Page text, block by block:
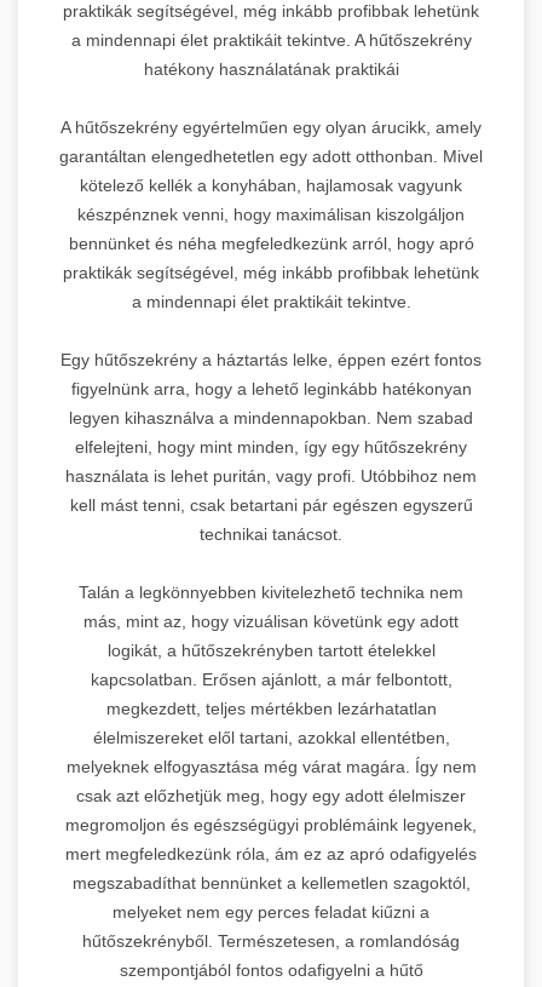
praktikák segítségével, még inkább profibbak lehetünk
a mindennapi élet praktikáit tekintve. A hűtőszekrény
hatékony használatának praktikái
A hűtőszekrény egyértelműen egy olyan árucikk, amely
garantáltan elengedhetetlen egy adott otthonban. Mivel
kötelező kellék a konyhában, hajlamosak vagyunk
készpénznek venni, hogy maximálisan kiszolgáljon
bennünket és néha megfeledkezünk arról, hogy apró
praktikák segítségével, még inkább profibbak lehetünk
a mindennapi élet praktikáit tekintve.
Egy hűtőszekrény a háztartás lelke, éppen ezért fontos
figyelnünk arra, hogy a lehető leginkább hatékonyan
legyen kihasználva a mindennapokban. Nem szabad
elfelejteni, hogy mint minden, így egy hűtőszekrény
használata is lehet puritán, vagy profi. Utóbbihoz nem
kell mást tenni, csak betartani pár egészen egyszerű
technikai tanácsot.
Talán a legkönnyebben kivitelezhető technika nem
más, mint az, hogy vizuálisan követünk egy adott
logikát, a hűtőszekrényben tartott ételekkel
kapcsolatban. Erősen ajánlott, a már felbontott,
megkezdett, teljes mértékben lezárhatatlan
élelmiszereket elől tartani, azokkal ellentétben,
melyeknek elfogyasztása még várat magára. Így nem
csak azt előzhetjük meg, hogy egy adott élelmiszer
megromoljon és egészségügyi problémáink legyenek,
mert megfeledkezünk róla, ám ez az apró odafigyelés
megszabadíthat bennünket a kellemetlen szagoktól,
melyeket nem egy perces feladat kiűzni a
hűtőszekrényből. Természetesen, a romlandóság
szempontjából fontos odafigyelni a hűtő